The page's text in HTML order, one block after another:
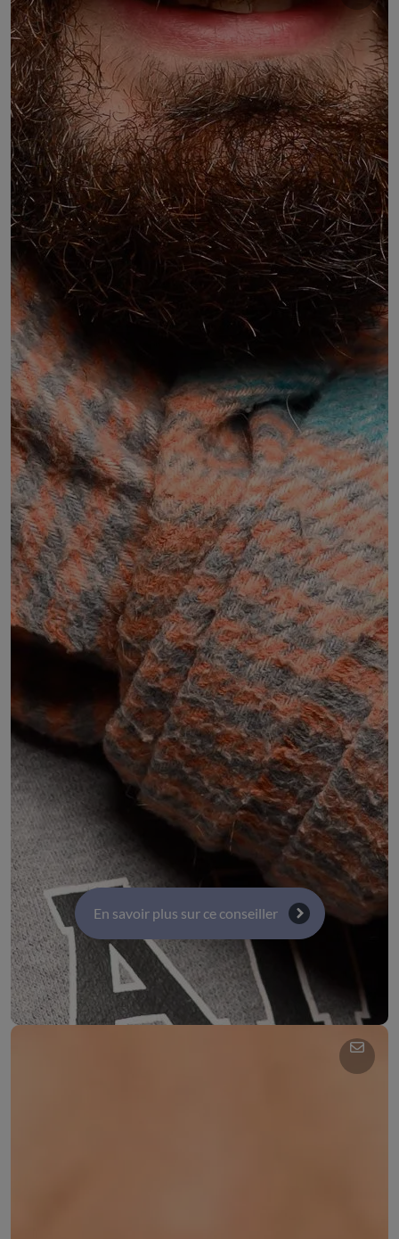
Alexis MONNET
Administrateur du CRAJEP
DÉSIGNÉ PAR :
le Collectif régional des associations de jeunesse et
d'éducation populaire (CRAJEP) Auvergne-Rhône-
Alpes
COMMISSIONS :
Commission 7 : Jeunesse, sport, culture, éducation
populaire et intergénération
Commission 1 : Activité économiques, emploi et
innovation
En savoir plus sur ce conseiller